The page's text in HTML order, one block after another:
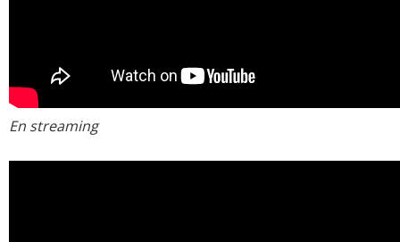
En streaming